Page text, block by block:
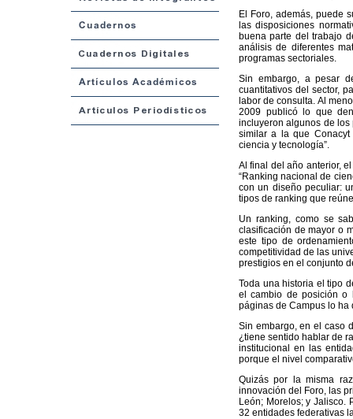
El Foro, además, puede
las disposiciones
buena parte del trabajo
análisis de diferentes
programas sectoriales.
Sin embargo, a pesar
cuantitativos del sector,
labor de consulta. Al
2009 publicó lo que
incluyeron algunos de
similar a la que Conacyt
ciencia y tecnología”.
Al final del año anterior,
“Ranking nacional de
con un diseño peculiar:
tipos de ranking que
Un ranking, como se
clasificación de mayor o
este tipo de
competitividad de las
prestigios en el conjunto
Toda una historia el tipo
el cambio de posición o
páginas de Campus lo ha
Sin embargo, en el caso
¿tiene sentido hablar de
institucional en las
porque el nivel
Quizás por la misma
innovación del Foro, las
León; Morelos; y Jalisco.
32 entidades federativas